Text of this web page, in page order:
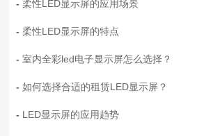
柔性LED显示屏的应用场景
柔性LED显示屏的特点
室内全彩led电子显示屏怎么选择？
如何选择合适的租赁LED显示屏？
LED显示屏的应用趋势